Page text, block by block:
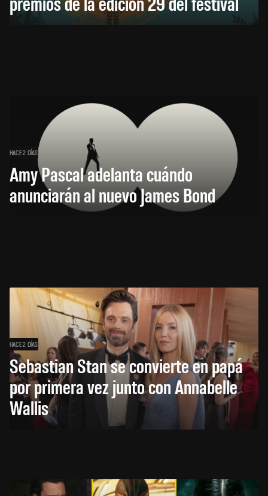
HACE 2 DÍAS
Amy Pascal adelanta cuándo
anunciarán al nuevo James Bond
HACE 2 DÍAS
Sebastian Stan se convierte en papá
por primera vez junto con Annabelle
Wallis